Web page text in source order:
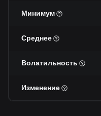
Минимум
Среднее
Волатильность
Изменение